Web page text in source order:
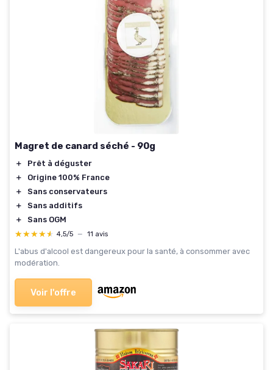
Magret de canard séché - 90g
＋
Prêt à déguster
＋
Origine 100% France
＋
Sans conservateurs
＋
Sans additifs
＋
Sans OGM
★★★★★
★★★★★ 4,5/5 — 11 avis
L'abus d'alcool est dangereux pour la santé, à consommer avec
modération.
Voir l'offre